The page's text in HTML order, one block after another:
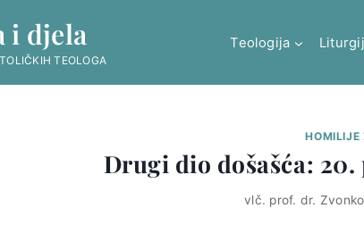
i djela
TEOLOGA
Teologija
HOMILIJE
Drugi dio došašća:
vlč. prof. dr.